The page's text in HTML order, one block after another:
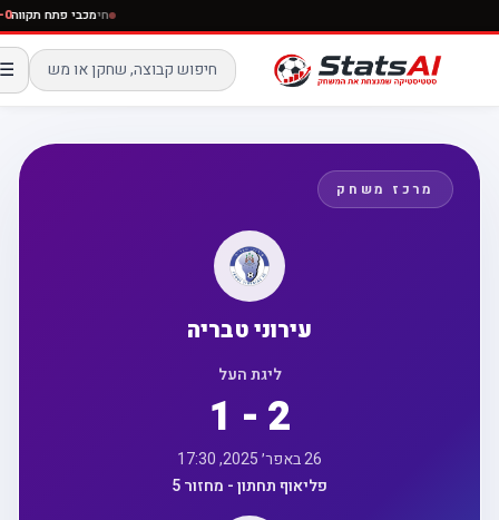
חימכבי פתח
☰
מרכז משחק
עירוני טבריה
ליגת העל
1 - 2
26 באפר׳ 2025, 17:30
פליאוף תחתון - מחזור 5